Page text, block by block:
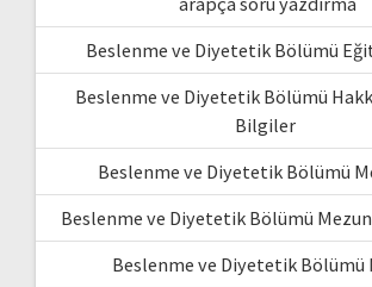
Beslenme ve Diyetetik Bölümü
Beslenme ve Diyetetik Bölümü
Bilgiler
Beslenme ve Diyetetik Bölümü
Beslenme ve Diyetetik Bölümü
Beslenme ve Diyetetik Bölümü